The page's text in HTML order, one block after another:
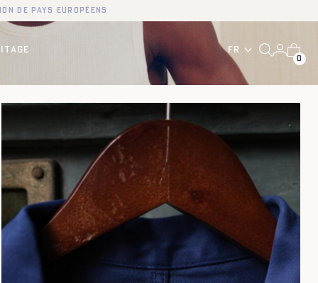
de pays européens
Fr
0